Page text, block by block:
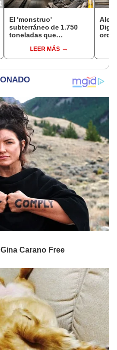
El 'monstruo'
subterráneo de 1.750
toneladas que
el Callao avanza a su
última estación
LEER MÁS